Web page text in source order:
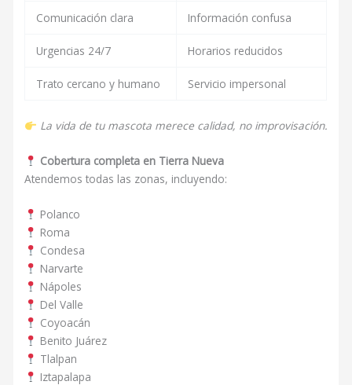
Comunicación clara Información confusa
Urgencias 24/7 Horarios reducidos
Trato cercano y humano Servicio impersonal
La vida de tu mascota merece calidad, no improvisación.
Cobertura completa en Tierra Nueva
Atendemos todas las zonas, incluyendo:
Polanco
Roma
Condesa
Narvarte
Nápoles
Del Valle
Coyoacán
Benito Juárez
Tlalpan
Iztapalapa